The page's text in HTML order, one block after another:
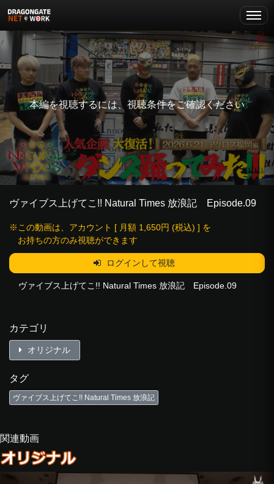
本編を視聴するには、視聴条件をご確認ください
ヴァイブス上げてこ!! Natural Times 放浪記 Episode.09
※この動画は、アカウント [ 月額 1,650円 (税込) ] を
お持ちの方のみ視聴ができます
ログインして視聴
ヴァイブス上げてこ!! Natural Times 放浪記 Episode.09
カテゴリ
オリジナル
タグ
ヴァイブス上げてこ!! Natural Times 放浪記
関連動画